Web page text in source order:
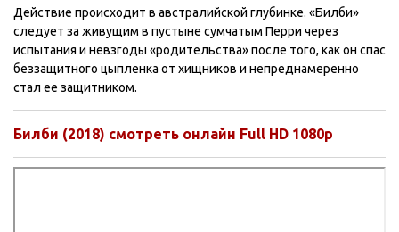
Действие происходит в австралийской глубинке. «Билби»
следует за живущим в пустыне сумчатым Перри через
испытания и невзгоды «родительства» после того, как он спас
беззащитного цыпленка от хищников и непреднамеренно
стал ее защитником.
Билби (2018) смотреть онлайн Full HD 1080p